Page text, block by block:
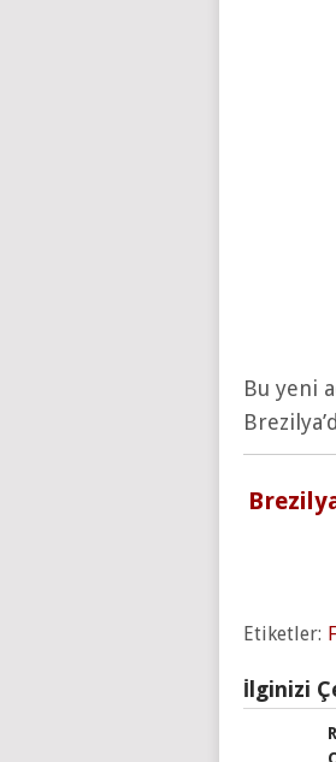
Bu yeni
Etiketler:
İlginizi